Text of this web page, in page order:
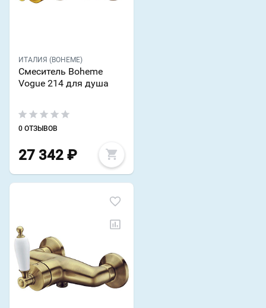
ИТАЛИЯ (BOHEME)
Смеситель Boheme
Vogue 214 для душа
0 ОТЗЫВОВ
27 342 ₽